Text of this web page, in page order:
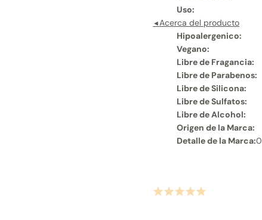
Uso:
◄ Acerca del producto
Hipoalergenico:
Vegano:
Libre de Fragancia:
Libre de Parabenos:
Libre de Silicona:
Libre de Sulfatos:
Libre de Alcohol:
Origen de la Marca:
Detalle de la Marca:0